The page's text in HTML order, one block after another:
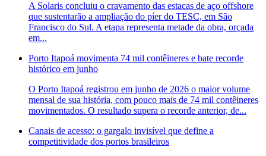
A Solaris concluiu o cravamento das estacas de aço offshore
que sustentarão a ampliação do píer do TESC, em São
Francisco do Sul. A etapa representa metade da obra, orçada
em...
Porto Itapoá movimenta 74 mil contêineres e bate recorde
histórico em junho
O Porto Itapoá registrou em junho de 2026 o maior volume
mensal de sua história, com pouco mais de 74 mil contêineres
movimentados. O resultado supera o recorde anterior, de...
Canais de acesso: o gargalo invisível que define a
competitividade dos portos brasileiros